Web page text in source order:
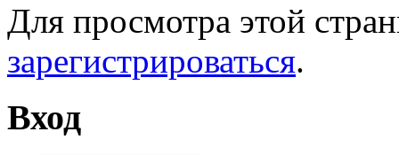
Для просмотра этой
зарегистрироваться.
Вход